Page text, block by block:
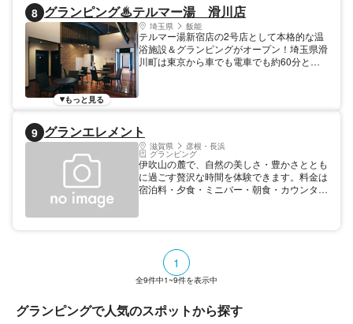
8 グランピング♨テルマー湯 滑川店
埼玉県 飯能
テルマー湯新宿店の2号店として本格的な温
浴施設＆グランピングがオープン！埼玉県滑
川町は東京から車でも電車でも約60分とい
食欲を満たす食事処、フィットネスやカラオ
ケといった娯楽施設、自然の中のグランピン
グルームを整備。温浴施設では、開放感のあ
る露天風呂や外の雰囲気を感じられる内風
呂、サウナーに人気のikiサウナを完備。女性
もっと見る
9 グランエレメント
滋賀県 彦根・長浜
グランピング
伊吹山の麓で、自然の美しさ・豊かさととも
に過ごす贅沢な時間を体験できます。料金は
宿泊料・夕食・ミニバー・朝食・カウンター
1
全9件中1~9件を表示中
グランピングで人気のスポットから探す